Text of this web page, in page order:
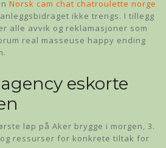
Norsk cam chat chatroulette norge
ikke trengs. I tillegg
alle avvik og reklamasjoner som
real masseuse happy ending
eskorte
løp på Aker brygge i morgen, 3.
ressurser for konkrete tiltak for